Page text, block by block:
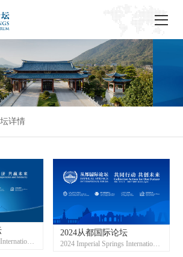
详情
2025 Imperial Springs International Forum
2024从都国际论坛
2024 Imperial Springs International Forum